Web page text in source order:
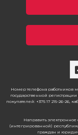
Номер телефона работников
государственной
покупателей: +375 17 215-26-26,
Направить
(интегрированной)
граждан и